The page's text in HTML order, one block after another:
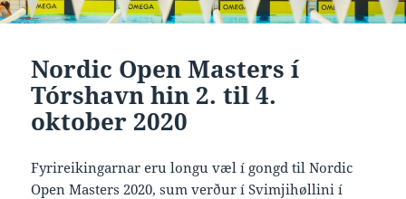
Nordic Open Masters í
Tórshavn hin 2. til 4.
oktober 2020
Fyrireikingarnar eru longu væl í gongd til Nordic
Open Masters 2020, sum verður í Svimjihøllini í